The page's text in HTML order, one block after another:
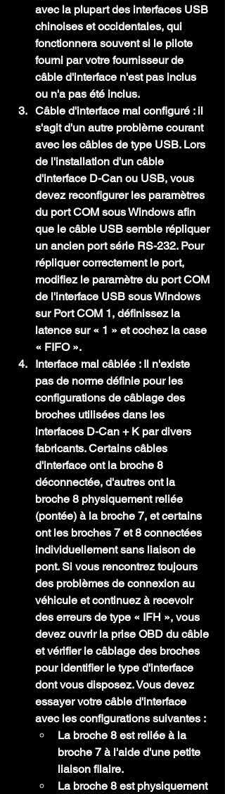
avec la plupart des interfaces USB
chinoises et occidentales, qui
fonctionnera souvent si le pilote
fourni par votre fournisseur de
câble d'interface n'est pas inclus
ou n'a pas été inclus.
Câble d'interface mal configuré : il
s'agit d'un autre problème courant
avec les câbles de type USB. Lors
de l'installation d'un câble
d'interface D-Can ou USB, vous
devez reconfigurer les paramètres
du port COM sous Windows afin
que le câble USB semble répliquer
un ancien port série RS-232. Pour
répliquer correctement le port,
modifiez le paramètre du port COM
de l'interface USB sous Windows
sur Port COM 1, définissez la
latence sur « 1 » et cochez la case
« FIFO ».
Interface mal câblée : Il n'existe
pas de norme définie pour les
configurations de câblage des
broches utilisées dans les
interfaces D-Can + K par divers
fabricants. Certains câbles
d'interface ont la broche 8
déconnectée, d'autres ont la
broche 8 physiquement reliée
(pontée) à la broche 7, et certains
ont les broches 7 et 8 connectées
individuellement sans liaison de
pont. Si vous rencontrez toujours
des problèmes de connexion au
véhicule et continuez à recevoir
des erreurs de type « IFH », vous
devez ouvrir la prise OBD du câble
et vérifier le câblage des broches
pour identifier le type d'interface
dont vous disposez. Vous devez
essayer votre câble d'interface
avec les configurations suivantes :
La broche 8 est reliée à la
broche 7 à l'aide d'une petite
liaison filaire.
La broche 8 est physiquement